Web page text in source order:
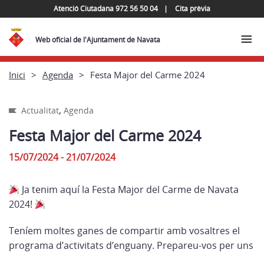
Atenció Ciutadana 972 56 50 04 Cita prèvia
Web oficial de l'Ajuntament de Navata
Inici Agenda Festa Major del Carme 2024
Actualitat, Agenda
Festa Major del Carme 2024
15/07/2024 - 21/07/2024
Ja tenim aquí la Festa Major del Carme de Navata
2024!
Teníem moltes ganes de compartir amb vosaltres el
programa d’activitats d’enguany. Prepareu-vos per uns